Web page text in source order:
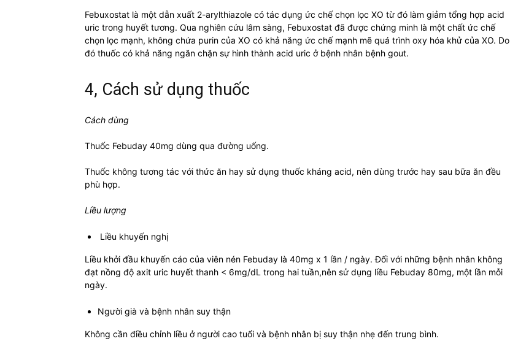
Febuxostat là một dẫn xuất 2-arylthiazole có tác dụng ức chế chọn lọc XO từ đó làm giảm tổng hợp acid
uric trong huyết tương. Qua nghiên cứu lâm sàng, Febuxostat đã được chứng minh là một chất ức chế
chọn lọc mạnh, không chứa purin của XO có khả năng ức chế mạnh mẽ quá trình oxy hóa khử của XO. Do
đó thuốc có khả năng ngăn chặn sự hình thành acid uric ở bệnh nhân bệnh gout.
4, Cách sử dụng thuốc
Cách dùng
Thuốc Febuday 40mg dùng qua đường uống.
Thuốc không tương tác với thức ăn hay sử dụng thuốc kháng acid, nên dùng trước hay sau bữa ăn đều
phù hợp.
Liều lượng
Liều khuyến nghị
Liều khởi đầu khuyến cáo của viên nén Febuday là 40mg x 1 lần / ngày. Đối với những bệnh nhân không
đạt nồng độ axit uric huyết thanh < 6mg/dL trong hai tuần,nên sử dụng liều Febuday 80mg, một lần mỗi
ngày.
Người già và bệnh nhân suy thận
Không cần điều chỉnh liều ở người cao tuổi và bệnh nhân bị suy thận nhẹ đến trung bình.